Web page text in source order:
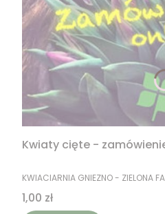
Kwiaty cięte -
PRODUCENT
KWIACIARNIA GNIEZNO - ZIELONA
Cena
1,00 zł